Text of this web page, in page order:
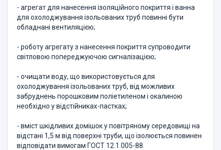
- агрегат для нанесення ізоляційного покриття і ванна
для охолоджування ізольованих труб повинні бути
обладнані вентиляцією;
- роботу агрегату з нанесення покриття супроводити
світловою попереджуючою сигналізацією;
- очищати воду, що використовується для
охолоджування ізольованих труб, від можливих
забруднень порошковим поліетиленом і окалиною
необхідно у відстійниках-пастках;
- вміст шкідливих домішок у повітряному середовищі на
відстані 1,5 м від поверхні труби, що ізолюється повинен
відповідати вимогам ГОСТ 12.1.005-88.